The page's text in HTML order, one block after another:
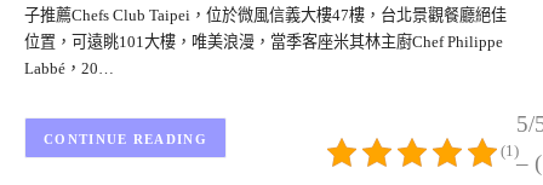
子推薦Chefs Club Taipei，位於微風信義大樓47樓，台北景觀餐廳絕佳
位置，可遠眺101大樓，唯美浪漫，當季客座米其林主廚Chef Philippe
Labbé，20…
5/
–
(1)
CONTINUE READING